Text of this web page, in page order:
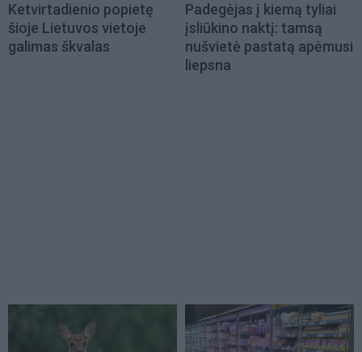
Ketvirtadienio popietę
šioje Lietuvos vietoje
galimas škvalas
Padegėjas į kiemą tyliai
įsliūkino naktį: tamsą
nušvietė pastatą apėmusi
liepsna